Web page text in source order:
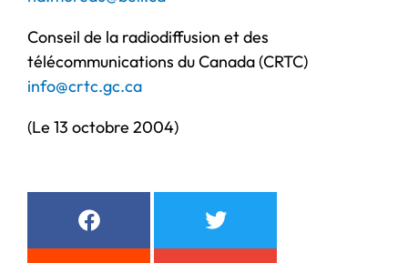
Conseil de la radiodiffusion et des
télécommunications du Canada (CRTC)
info@crtc.gc.ca
(Le 13 octobre 2004)